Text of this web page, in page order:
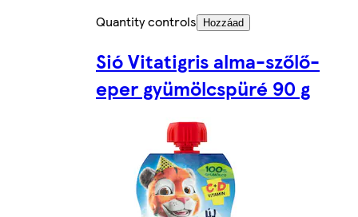
Quantity controls
Hozzáad
Sió Vitatigris alma-szőlő-
eper gyümölcspüré 90 g